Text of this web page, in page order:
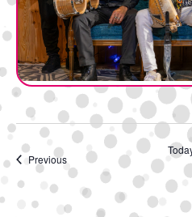
PreviousEvents